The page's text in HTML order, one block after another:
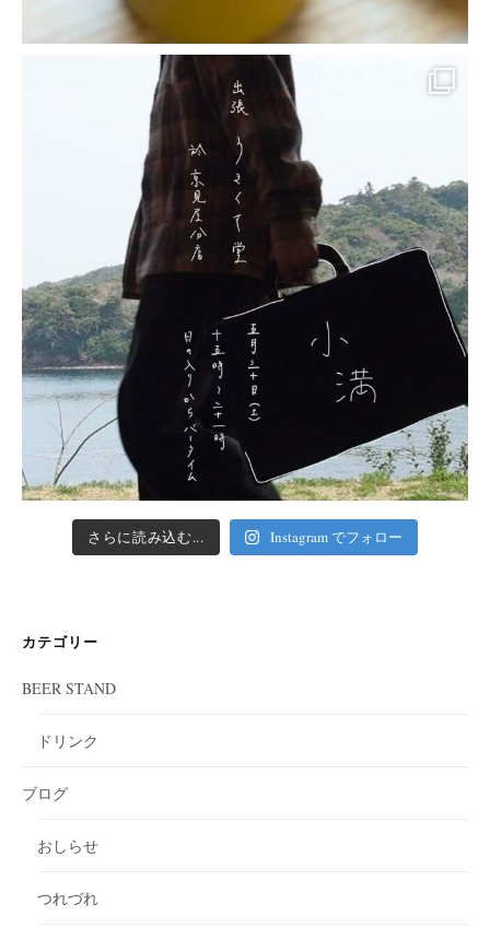
さらに読み込む... Instagram でフォロー
カテゴリー
BEER STAND
ドリンク
ブログ
おしらせ
つれづれ